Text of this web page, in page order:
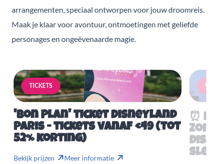
arrangementen, speciaal ontworpen voor jouw droomreis.
Maak je klaar voor avontuur, ontmoetingen met geliefde
personages en ongeëvenaarde magie.
TICKETS
'Bon Plan' ticket Disneyland
Paris - tickets vanaf €49 (tot
52% korting)
Bekijk prijzen Meer informatie
⏰